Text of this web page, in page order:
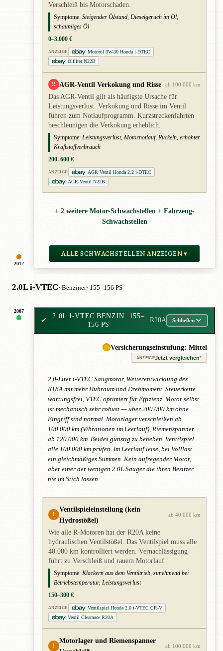
2012
Verschleiß bis Motorschaden.
Symptome: Steigender Ölstand, Dieselgeruch im Öl,
schaumiges Öl
0–3.000 €
ANZEIGE
Motoröl 0W-30 Honda i-DTEC
Ölfilter N22B
!! AGR-Ventil Verkokung und Risse ab 100.000 km
Das AGR-Ventil gilt als häufigste Ursache für
Leistungsverlust. Verkokung und Risse im Ventil
führen zum Notlaufprogramm. Kurzstreckenfahrten
beschleunigen die Verkokung erheblich.
Symptome: Leistungsverlust, Motornotlauf, Ruckeln, erhöhter
Kraftstoffverbrauch
200–600 €
ANZEIGE
AGR Ventil Honda 2.2 i-DTEC
AGR-Ventil N22B
+ 2 weitere Motor-Schwachstellen + Fahrzeug-
Schwachstellen
ALLE SCHWACHSTELLEN ANZEIGEN ▾
2.0L i-VTEC· Benziner· 155–156 PS
2007
✔
2.0L I-VTEC BENZIN· 155–
156 PS
R20A Schließen
Versicherungseinstufung: Mittel
ANZEIGEJetzt vergleichen*
2,0-Liter i-VTEC Saugmotor, Weiterentwicklung des
R18A mit mehr Hubraum und Drehmoment. Steuerkette
wartungsfrei, VTEC optimiert für Effizienz. Motor selbst
ist mechanisch sehr robust — über 200.000 km ohne
Eingriff sind normal. Motorlager verschleißen ab
100.000 km (Vibrationen im Leerlauf), Riemenspanner
ab 120.000 km. Beides günstig zu beheben. Ventilspiel
alle 100.000 km prüfen. Im Leerlauf leise, bei Volllast
ein gleichmäßiges Summen. Kein aufregender Motor,
aber einer der wenigen 2.0L Sauger die ihren Besitzer
nie im Stich lassen.
!
Ventilspieleinstellung (kein
Hydrostößel)
ab 40.000 km
Wie alle R-Motoren hat der R20A keine
hydraulischen Ventilstößel. Das Ventilspiel muss alle
40.000 km kontrolliert werden. Vernachlässigung
führt zu Verschleiß und rauem Motorlauf.
Symptome: Klackern aus dem Ventiltrieb, zunehmend bei
Betriebstemperatur, Leistungsverlust
150–300 €
ANZEIGE
Ventilspiel Honda 2.0 i-VTEC CR-V
Ventil Clearance R20A
!
Motorlager und Riemenspanner
ab 100.000 km